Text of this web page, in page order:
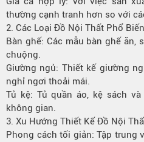
thường cạnh tranh hơn so với
2. Các Loại Đồ Nội Thất Phổ Biến
Bàn ghế: Các mẫu bàn ghế ăn,
chuộng.
Giường ngủ: Thiết kế giường
nghỉ ngơi thoải mái.
Tủ kệ: Tủ quần áo, kệ sách
không gian.
3. Xu Hướng Thiết Kế Đồ Nội
Phong cách tối giản: Tập trung